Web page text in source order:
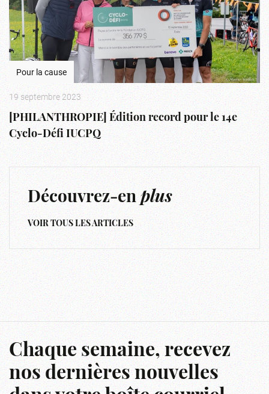
Pour la cause
19 septembre 2023
[PHILANTHROPIE] Édition record pour le 14e
Cyclo-Défi IUCPQ
Découvrez-enplus
VOIR TOUS LES ARTICLES
Chaque semaine, recevez
nos dernières nouvelles